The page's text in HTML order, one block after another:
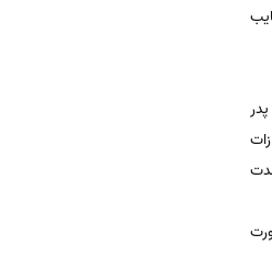
امتیازات